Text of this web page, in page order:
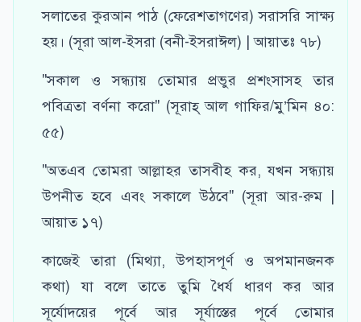
সলাতের কুরআন পাঠ (ফেরেশতাগণের) সরাসরি সাক্ষ্য
হয়। (সূরা আল-ইসরা (বনী-ইসরাঈল) | আয়াতঃ ৭৮)
"সকাল ও সন্ধ্যায় তোমার প্রভুর প্রশংসাসহ তার
পবিত্রতা বর্ণনা করো" (সূরাহ্ আল গাফির/মু’মিন ৪০:
৫৫)
"অতএব তোমরা আল্লাহর তাসবীহ কর, যখন সন্ধ্যায়
উপনীত হবে এবং সকালে উঠবে" (সূরা আর-রুম |
আয়াত ১৭)
কাজেই তারা (মিথ্যা, উপহাসপূর্ণ ও অপমানজনক
কথা) যা বলে তাতে তুমি ধৈর্য ধারণ কর আর
সূর্যোদয়ের পূর্বে আর সূর্যাস্তের পূর্বে তোমার